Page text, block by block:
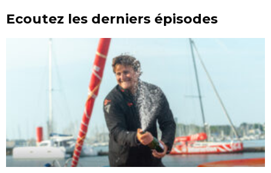
Ecoutez les derniers épisodes